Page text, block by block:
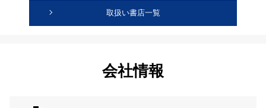
取扱い書店一覧
会社情報